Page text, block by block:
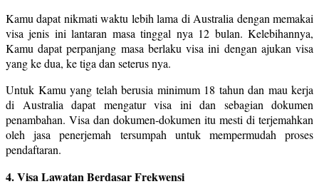
Kamu dapat nikmati waktu lebih lama di Australia dengan memakai
visa jenis ini lantaran masa tinggal nya 12 bulan. Kelebihannya,
Kamu dapat perpanjang masa berlaku visa ini dengan ajukan visa
yang ke dua, ke tiga dan seterus nya.
Untuk Kamu yang telah berusia minimum 18 tahun dan mau kerja
di Australia dapat mengatur visa ini dan sebagian dokumen
penambahan. Visa dan dokumen-dokumen itu mesti di terjemahkan
oleh jasa penerjemah tersumpah untuk mempermudah proses
pendaftaran.
4. Visa Lawatan Berdasar Frekwensi